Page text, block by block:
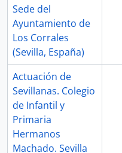
Sede del
Ayuntamiento de
Los Corrales
(Sevilla, España)
Actuación de
Sevillanas. Colegio
de Infantil y
Primaria
Hermanos
Machado. Sevilla